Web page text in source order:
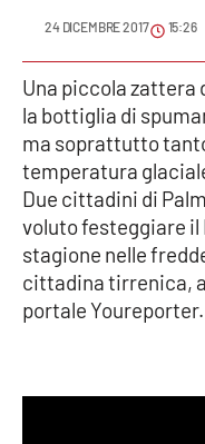
Meteo
Editoriali
VIDEO
Ambiente
Cronaca
24 DICEMBRE 2017 15:26
Una piccola zattera
la bottiglia di
ma soprattutto
temperatura
Due cittadini di
voluto festeggiare il
stagione nelle
cittadina tirrenica,
portale Youreporter.